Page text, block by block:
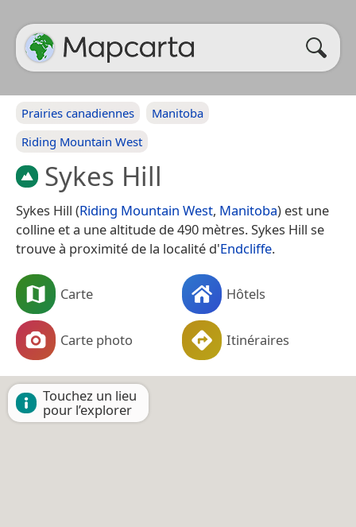
Prairies canadiennes
Manitoba
Riding Mountain West
Sykes Hill
Sykes Hill (Riding Mountain West, Manitoba) est une
colline et a une altitude de 490 mètres. Sykes Hill se
trouve à proximité de la localité d'Endcliffe.
Carte Hôtels
Carte photo Itinéraires
Touchez un lieu
pour l’explorer